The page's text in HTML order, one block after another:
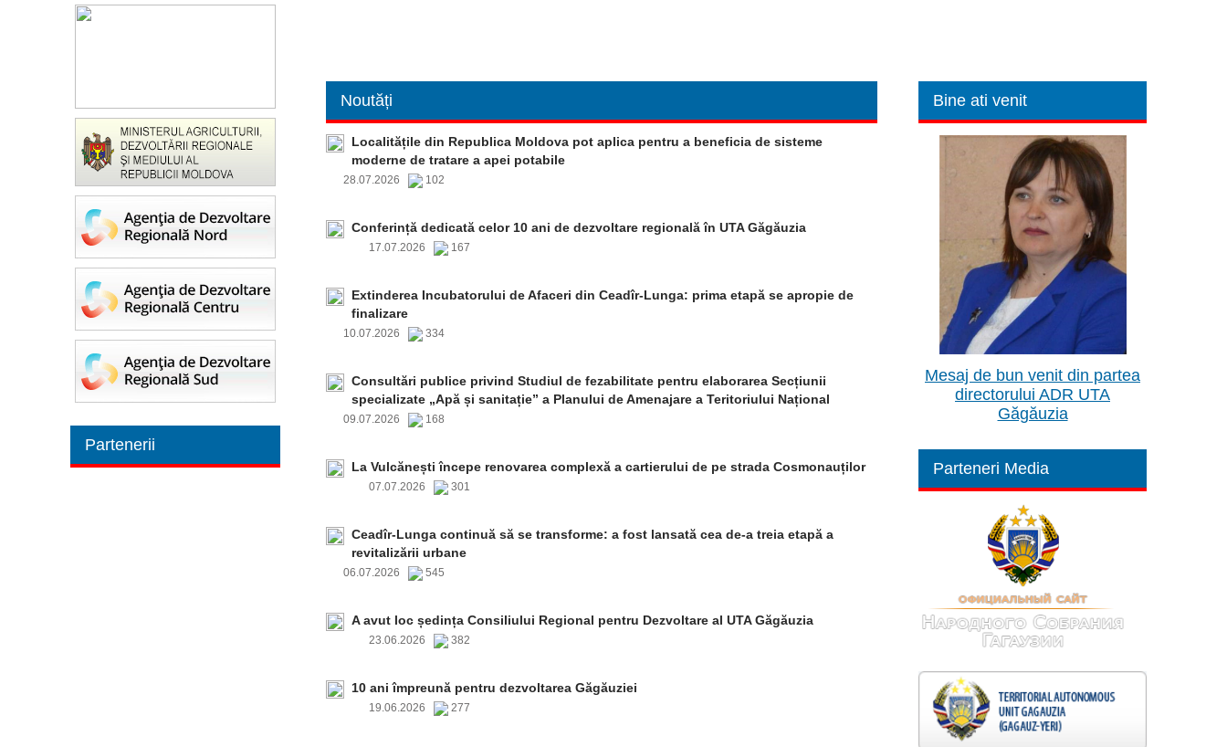
Partenerii
Noutăți
Localitățile din Republica Moldova pot aplica pentru a beneficia de sisteme
moderne de tratare a apei potabile
28.07.2026 102
Conferință dedicată celor 10 ani de dezvoltare regională în UTA Găgăuzia
17.07.2026 167
Extinderea Incubatorului de Afaceri din Ceadîr-Lunga: prima etapă se apropie de
finalizare
10.07.2026 334
Consultări publice privind Studiul de fezabilitate pentru elaborarea Secțiunii
specializate „Apă și sanitație” a Planului de Amenajare a Teritoriului Național
09.07.2026 168
La Vulcănești începe renovarea complexă a cartierului de pe strada Cosmonauților
07.07.2026 301
Ceadîr-Lunga continuă să se transforme: a fost lansată cea de-a treia etapă a
revitalizării urbane
06.07.2026 545
A avut loc ședința Consiliului Regional pentru Dezvoltare al UTA Găgăuzia
23.06.2026 382
10 ani împreună pentru dezvoltarea Găgăuziei
19.06.2026 277
Bine ati venit
Mesaj de bun venit din partea
directorului ADR UTA
Găgăuzia
Parteneri Media